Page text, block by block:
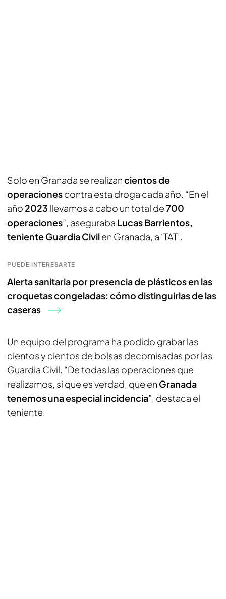
Solo en Granada se realizancientos de
operacionescontra esta droga cada año. “En el
año 2023 llevamos a cabo un total de700
operaciones”, aseguraba Lucas Barrientos,
teniente Guardia Civilen Granada, a ‘TAT’.
PUEDE INTERESARTE
Alerta sanitaria por presencia de plásticos en las
croquetas congeladas: cómo distinguirlas de las
caseras
Un equipo del programa ha podido grabar las
cientos y cientos de bolsas decomisadas por las
Guardia Civil. “De todas las operaciones que
realizamos, si que es verdad, que en Granada
tenemos una especial incidencia”, destaca el
teniente.